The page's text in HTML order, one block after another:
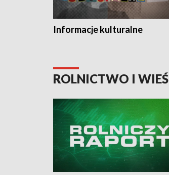
Informacje kulturalne
ROLNICTWO I WIEŚ